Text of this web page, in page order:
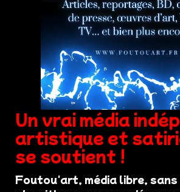
Un vrai média
artistique et
se soutient !
Foutou'art, média libre, sans